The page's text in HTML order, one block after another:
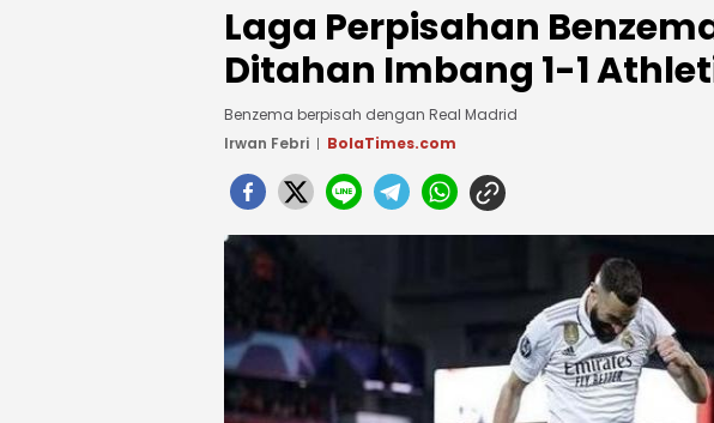
Laga Perpisahan
Ditahan Imbang 1-1
Benzema berpisah dengan Real Madrid
Irwan Febri
BolaTimes.com